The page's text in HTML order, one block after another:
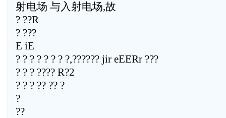
射电场 与入射电场,故
? ??R
? ???
E iE
? ? ? ? ? ? ? ?,?????? jir eEERr ???
? ? ? ???? R?2
? ? ? ?? ?? ?
?
??